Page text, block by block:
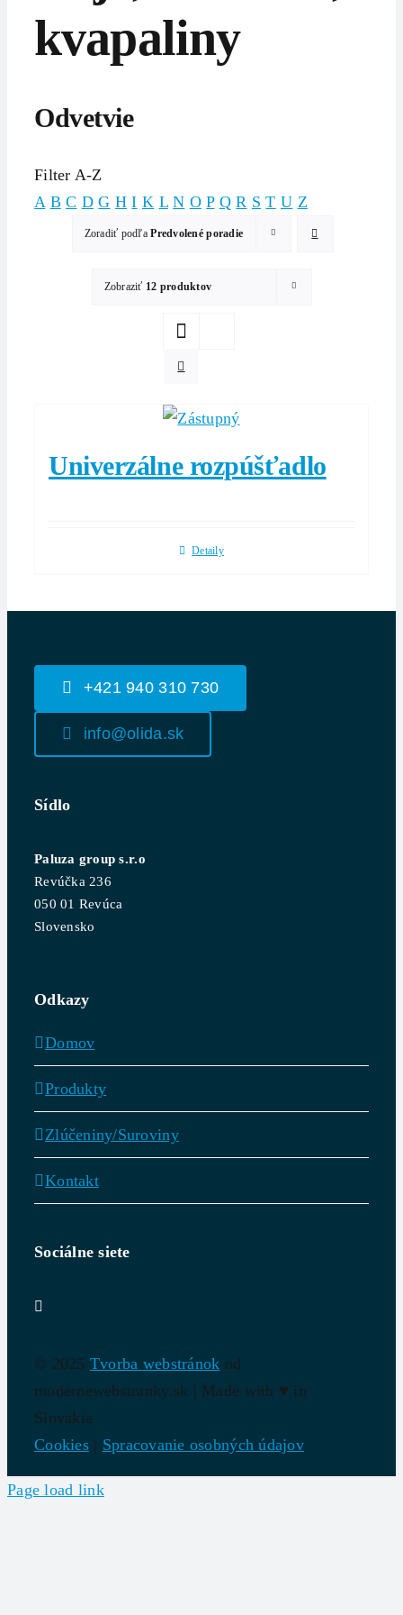
kvapaliny
Odvetvie
Filter A-Z
A B C D G H I K L N O P Q R S T U Z
Zoradiť podľaPredvolené poradie
Zobraziť 12 produktov
Univerzálne rozpúšťadlo
Detaily
+421 940 310 730
info@olida.sk
Sídlo
Paluza group s.r.o
Revúčka 236
050 01 Revúca
Slovensko
Odkazy
Domov
Produkty
Zlúčeniny/Suroviny
Kontakt
Sociálne siete
© 2025 Tvorba webstránok od
modernewebstranky.sk | Made with ♥ in
Slovakia
Cookies | Spracovanie osobných údajov
Page load link